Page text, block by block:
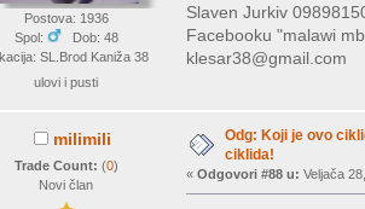
Postova: 1936
Spol:
Dob: 48
SL.Brod Kaniža 38
ulovi i pusti
Slaven Jurkiv
Facebooku "malawi
klesar38@gmail.com
milimili
Trade Count: (0)
Novi član
Odg: Koji je ovo
ciklida!
« Odgovori #88 u: Veljača